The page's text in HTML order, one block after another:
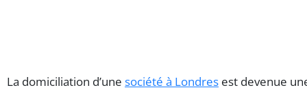
La domiciliation d’une société à Londres est devenue